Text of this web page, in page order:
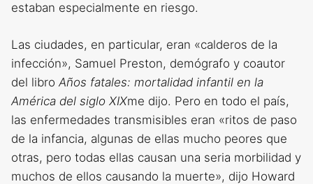
estaban especialmente en riesgo.
Las ciudades, en particular, eran «calderos de la
infección», Samuel Preston, demógrafo y coautor
del libro Años fatales: mortalidad infantil en la
América del siglo XIXme dijo. Pero en todo el país,
las enfermedades transmisibles eran «ritos de paso
de la infancia, algunas de ellas mucho peores que
otras, pero todas ellas causan una seria morbilidad y
muchos de ellos causando la muerte», dijo Howard